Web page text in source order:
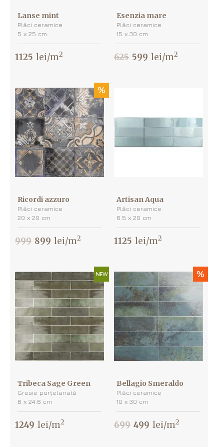
Lanse mint
Plăci ceramice
5 х 25 cm
1125 lei/m2
Esenzia mare
Plăci ceramice
15 х 30 cm
625 599 lei/m2
%
Ricordi azzuro
Plăci ceramice
20 х 20 cm
999 899 lei/m2
Artisan Aqua
Plăci ceramice
6.5 х 20 cm
1125 lei/m2
NEW
Tribeca Sage Green
Gresie porțelanată
6 х 24.6 cm
1249 lei/m2
%
Bellagio Smeraldo
Plăci ceramice
10 х 30 cm
699 499 lei/m2